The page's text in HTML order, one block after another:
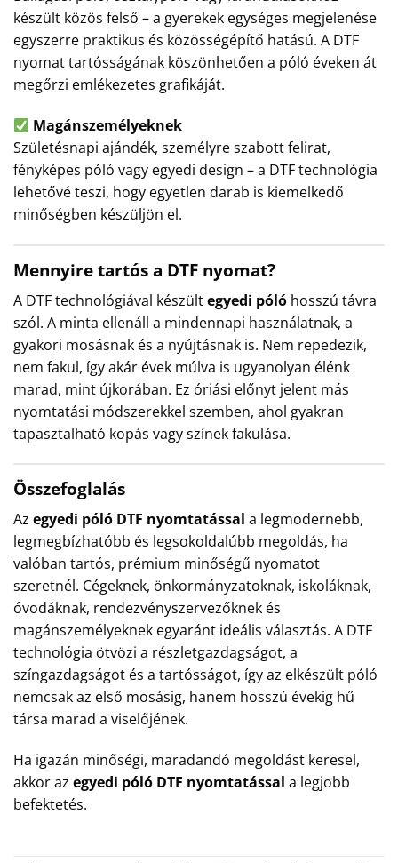
készült közös felső – a gyerekek egységes megjelenése
egyszerre praktikus és közösségépítő hatású. A DTF
nyomat tartósságának köszönhetően a póló éveken át
megőrzi emlékezetes grafikáját.
Magánszemélyeknek
Születésnapi ajándék, személyre szabott felirat,
fényképes póló vagy egyedi design – a DTF technológia
lehetővé teszi, hogy egyetlen darab is kiemelkedő
minőségben készüljön el.
Mennyire tartós a DTF nyomat?
A DTF technológiával készültegyedi póló hosszú távra
szól. A minta ellenáll a mindennapi használatnak, a
gyakori mosásnak és a nyújtásnak is. Nem repedezik,
nem fakul, így akár évek múlva is ugyanolyan élénk
marad, mint újkorában. Ez óriási előnyt jelent más
nyomtatási módszerekkel szemben, ahol gyakran
tapasztalható kopás vagy színek fakulása.
Összefoglalás
Az egyedi póló DTF nyomtatással a legmodernebb,
legmegbízhatóbb és legsokoldalúbb megoldás, ha
valóban tartós, prémium minőségű nyomatot
szeretnél. Cégeknek, önkormányzatoknak, iskoláknak,
óvodáknak, rendezvényszervezőknek és
magánszemélyeknek egyaránt ideális választás. A DTF
technológia ötvözi a részletgazdagságot, a
színgazdagságot és a tartósságot, így az elkészült póló
nemcsak az első mosásig, hanem hosszú évekig hű
társa marad a viselőjének.
Ha igazán minőségi, maradandó megoldást keresel,
akkor az egyedi póló DTF nyomtatással a legjobb
befektetés.